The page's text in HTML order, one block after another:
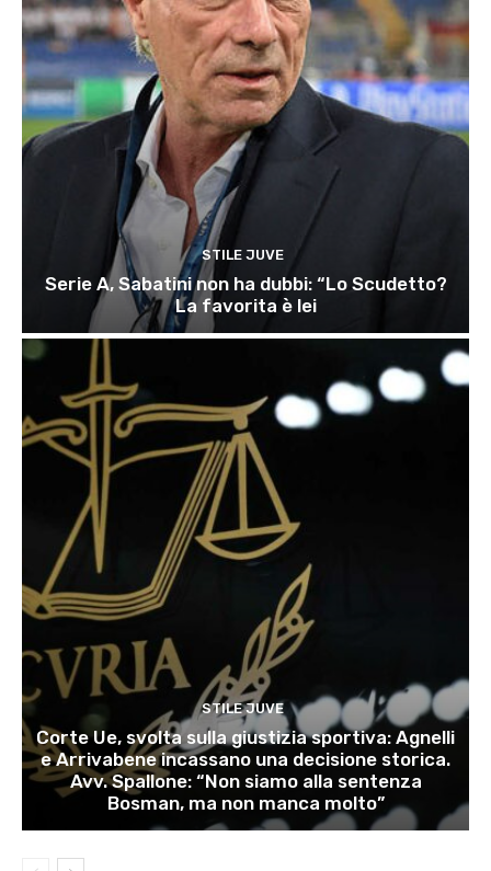
STILE JUVE
Serie A, Sabatini non ha dubbi: “Lo Scudetto?
La favorita è lei
STILE JUVE
Corte Ue, svolta sulla giustizia sportiva: Agnelli
e Arrivabene incassano una decisione storica.
Avv. Spallone: “Non siamo alla sentenza
Bosman, ma non manca molto”